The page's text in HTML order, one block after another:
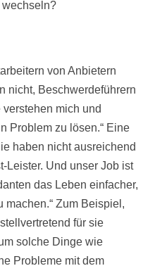
wechseln?
von Anbietern
nicht, Beschwerdeführern
mich und
Problem zu lösen.“ Eine
haben nicht ausreichend
Leister. Und unser Job ist
das Leben einfacher,
machen.“ Zum Beispiel,
für sie
solche Dinge wie
Probleme mit dem